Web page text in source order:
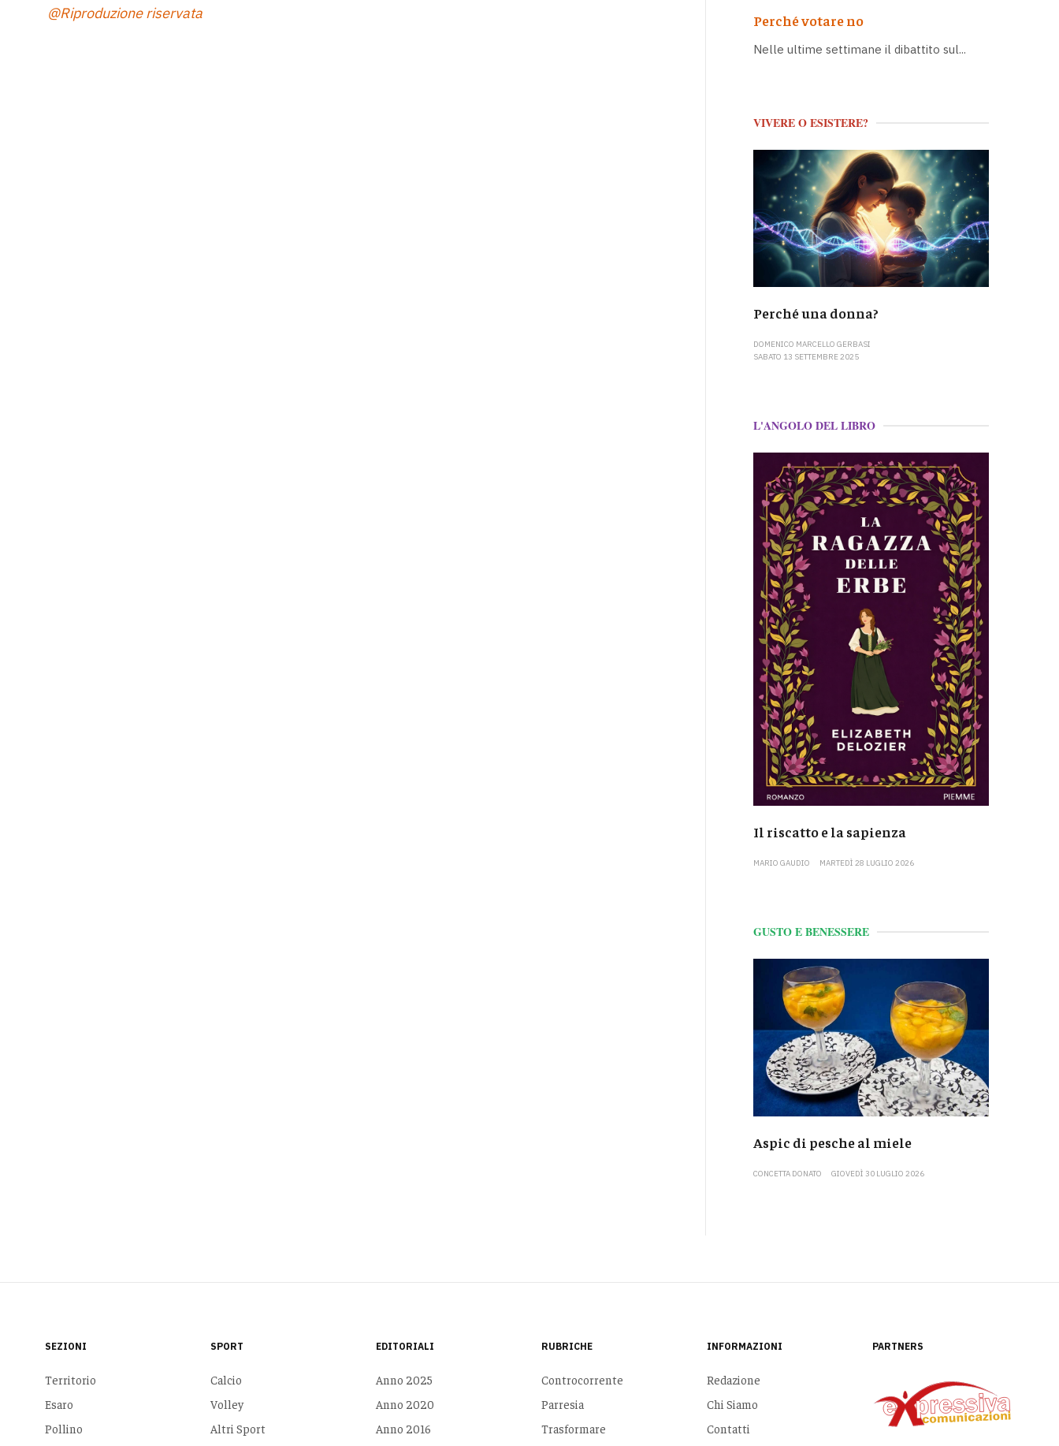
@Riproduzione riservata Perché votare no
Nelle ultime settimane il dibattito sul...
VIVERE O ESISTERE?
Perché una donna?
DOMENICO MARCELLO GERBASI
SABATO 13 SETTEMBRE 2025
L'ANGOLO DEL LIBRO
Il riscatto e la sapienza
MARIO GAUDIO MARTEDÌ 28 LUGLIO 2026
GUSTO E BENESSERE
Aspic di pesche al miele
CONCETTA DONATO GIOVEDÌ 30 LUGLIO 2026
SEZIONI
Territorio
Esaro
Pollino
SPORT
Calcio
Volley
Altri Sport
EDITORIALI
Anno 2025
Anno 2020
Anno 2016
RUBRICHE
Controcorrente
Parresia
Trasformare
INFORMAZIONI
Redazione
Chi Siamo
Contatti
PARTNERS